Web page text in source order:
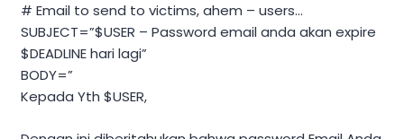
# Email to send to victims, ahem – users…
SUBJECT=”$USER – Password email anda akan expire
$DEADLINE hari lagi”
BODY=”
Kepada Yth $USER,